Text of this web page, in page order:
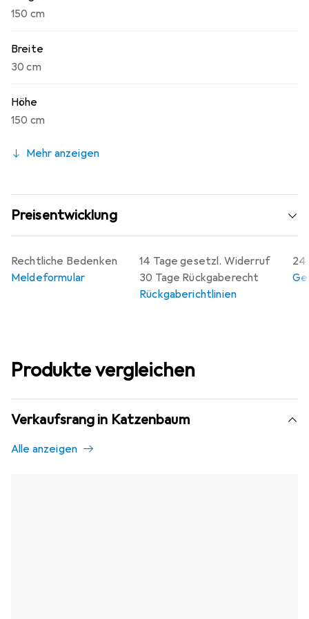
150 cm
Breite
30 cm
Höhe
150 cm
Mehr anzeigen
Preisentwicklung
14 Tage gesetzl. Widerruf
30 Tage Rückgaberecht
Rückgaberichtlinien
24
Rechtliche Bedenken
Meldeformular
Produkte vergleichen
Verkaufsrang in Katzenbaum
Alle anzeigen